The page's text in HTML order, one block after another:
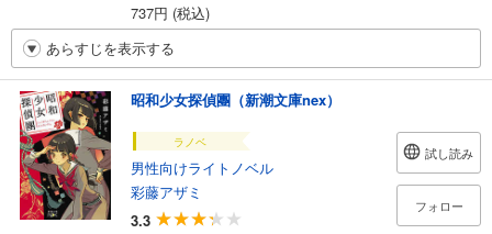
737円 (税込)
あらすじを表示する
昭和少女探偵團（新潮文庫nex）
ラノベ
男性向けライトノベル
彩藤アザミ
3.3
試し読み
フォロー